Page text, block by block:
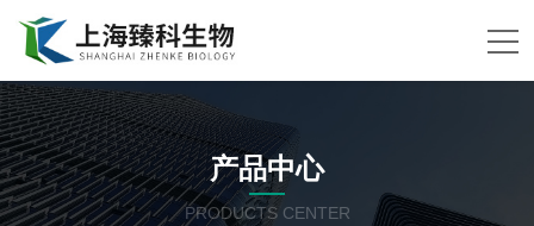
产品中心
PRODUCTS CENTER